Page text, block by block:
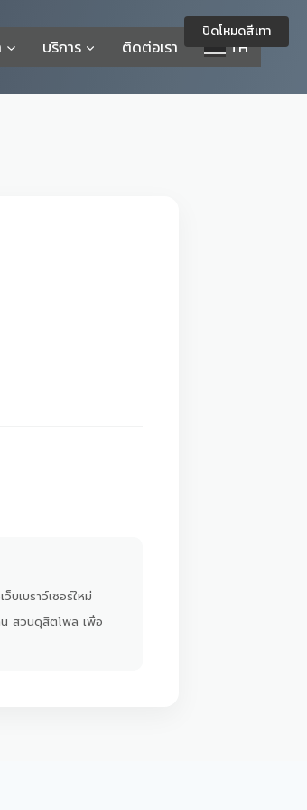
บริการ ติดต่อเรา TH
บเบราว์เซอร์ใหม่
สวนดุสิตโพล เพื่อ
ปิดโหมดสีเทา